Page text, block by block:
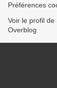
Préférences
Voir le profil
Overblog